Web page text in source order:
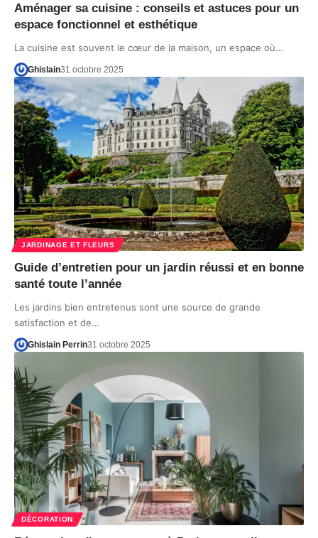
Aménager sa cuisine : conseils et astuces pour un
espace fonctionnel et esthétique
La cuisine est souvent le cœur de la maison, un espace où…
Ghislain31 octobre 2025
JARDINAGE ET FLEURS
Guide d’entretien pour un jardin réussi et en bonne
santé toute l’année
Les jardins bien entretenus sont une source de grande
satisfaction et de…
Ghislain Perrin31 octobre 2025
DÉCORATION